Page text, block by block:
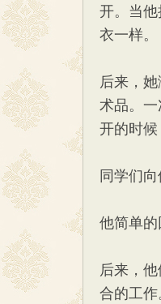
开。当
衣一样。
后来，
术品。
开的时候
同学们
他简单的
后来，
合的工